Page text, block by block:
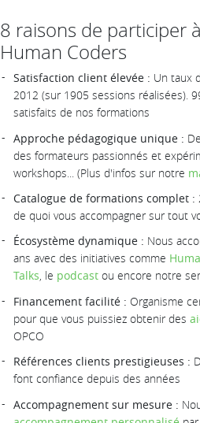
8 raisons de participer
Human Coders
Satisfaction client élevée : Un taux
2012 (sur 1905 sessions réalisées).
satisfaits de nos formations
Approche pédagogique unique :
des formateurs passionnés et
workshops... (Plus d'infos sur notre
Catalogue de formations complet :
de quoi vous accompagner sur tout
Écosystème dynamique : Nous
ans avec des initiatives comme
Talks, le podcast ou encore notre
Financement facilité : Organisme
pour que vous puissiez obtenir des
OPCO
Références clients prestigieuses :
font confiance depuis des années
Accompagnement sur mesure :